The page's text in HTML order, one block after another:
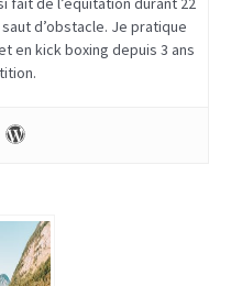
d’obstacle. Je pratique
en kick boxing depuis 3 ans